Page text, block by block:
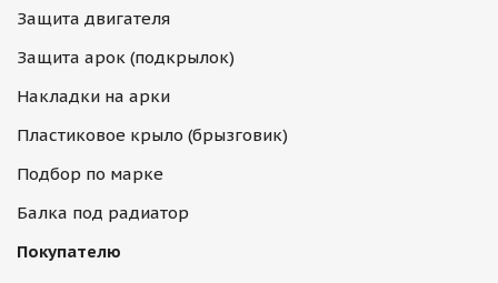
Защита двигателя
Защита арок (подкрылок)
Накладки на арки
Пластиковое крыло (брызговик)
Подбор по марке
Балка под радиатор
Покупателю